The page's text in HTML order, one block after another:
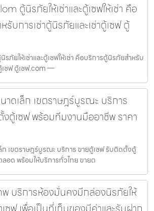
ตู้นิรภัยให้เช่าและตู้เซฟให้เช่า คือ
บการเช่าตู้นิรภัยและเช่าตู้เซฟ ตู้
ภัยให้เช่าและตู้เซฟให้เช่า คือบริการตู้นิรภัยสำหรับ
เซฟ ตู้เซฟ.com —
าดเล็ก เขตราษฎร์บูรณะ บริการ
ตู้เซฟ พร้อมทีมงานมืออาชีพ ราคา
ก เขตราษฎร์บูรณะ บริการ ขายตู้เซฟ รับติดตั้งตู้
อด พร้อมให้บริการทั่วไทย ขายต
พ บริการห้องมั่นคงมีกล่องนิรภัยให้